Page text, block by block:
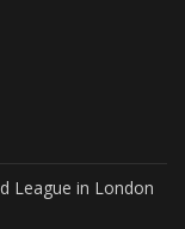
League in London